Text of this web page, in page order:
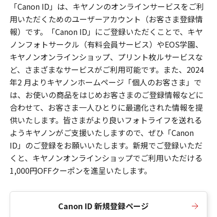
「Canon ID」は、キヤノンのオンラインサービスをご利
用いただくためのユーザーアカウント（お客さま登録情
報）です。「Canon ID」にご登録いただくことで、キヤ
ノンフォトサークル（有料会員サービス）やEOS学園、
キヤノンオンラインショップ、プリント枚ルサービスな
ど、さまざまなサービスがご利用可能です。また、2024
年2 月よりキヤノンホームページ「個人のお客さま」で
は、お使いの商品をはじめお客さまのご登録情報などに
合わせて、お客さま一人ひとりに最適化された情報を提
供いたします。皆さまがより良いフォトライフを送れる
ようキヤノンがご支援いたしますので、ぜひ「Canon
ID」のご登録をお願いいたします。新規でご登録いただ
くと、キヤノンオンラインショップでご利用いただける
1,000円OFFクーポンを進呈いたします。
Canon ID 新規登録ページ